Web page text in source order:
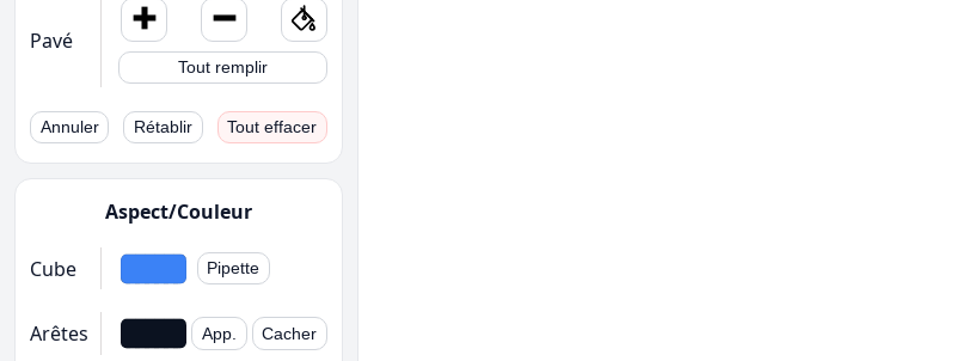
Pavé
Tout remplir
Annuler Rétablir Tout effacer
Aspect/Couleur
Cube Pipette
Arêtes App. Cacher